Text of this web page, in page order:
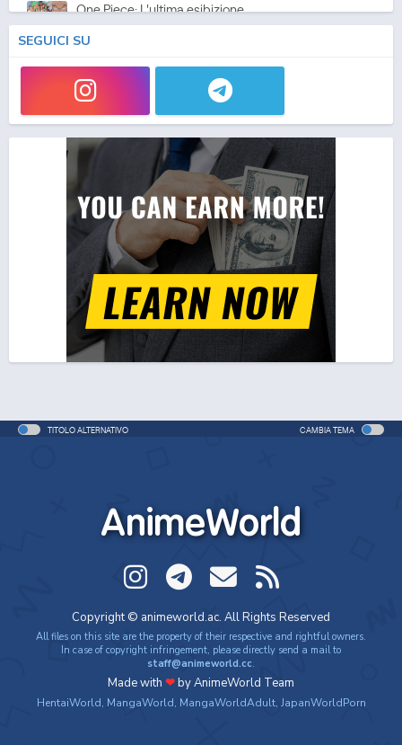
One Piece: L'ultima esibizione
Special - 2003 - 45 min/ep
One Piece: L'ultima esibizione (ITA)
Special - 2003 - 45 min/ep
One Piece Movie 05: Norowareta Seiken
Movie - 2004 - 1h e 35 min/ep
One Piece Movie 05: Norowareta Seiken (ITA)
Movie - 2004 - 1h e 35 min/ep
One Piece Movie 06: Omatsuri Danshaku to Himitsu
no Shima (ITA)
Movie - 2005 - 1h e 31 min/ep
One Piece: Le avventure del detective Cappello di
Special - 2005 - 42 min/ep
One Piece Movie 07: Karakuri-jou no Mecha Kyohei
Movie - 2006 - 1h e 34 min/ep
One Piece Movie 07: Karakuri-jou no Mecha Kyohei
(ITA)
SEGUICI SU
TITOLO ALTERNATIVO CAMBIA TEMA
AnimeWorld
Copyright © animeworld.ac. All Rights Reserved
All files on this site are the property of their respective and rightful owners.
In case of copyright infringement, please directly send a mail to
staff@animeworld.cc.
Made with ❤by AnimeWorld Team
HentaiWorld, MangaWorld, MangaWorldAdult, JapanWorldPorn